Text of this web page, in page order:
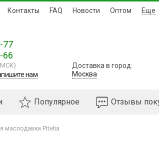
Контакты FAQ Новости Оптом Еще
77
66
нам
Доставка в город:
Москва
Популярное Отзывы
маслодавки Piteba